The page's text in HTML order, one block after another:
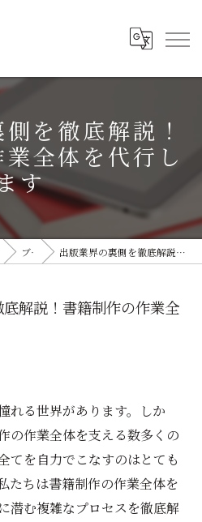
を徹底解説！
全体を代行し
す
ブログ 出版業界の裏側を徹底解説！書籍制作の作業全体を代行します
解説！書籍制作の作業全
れる世界があります。しか
の作業全体を支える数多くの
てを自力でこなすのはとても
たちは書籍制作の作業全体を
潜む複雑なプロセスを徹底解